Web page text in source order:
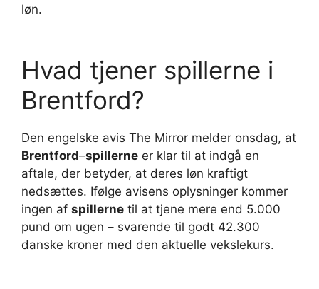
løn.
Hvad tjener spillerne i
Brentford?
Den engelske avis The Mirror melder onsdag, at
Brentford–spillerne er klar til at indgå en
aftale, der betyder, at deres løn kraftigt
nedsættes. Ifølge avisens oplysninger kommer
ingen af spillerne til at tjene mere end 5.000
pund om ugen – svarende til godt 42.300
danske kroner med den aktuelle vekslekurs.